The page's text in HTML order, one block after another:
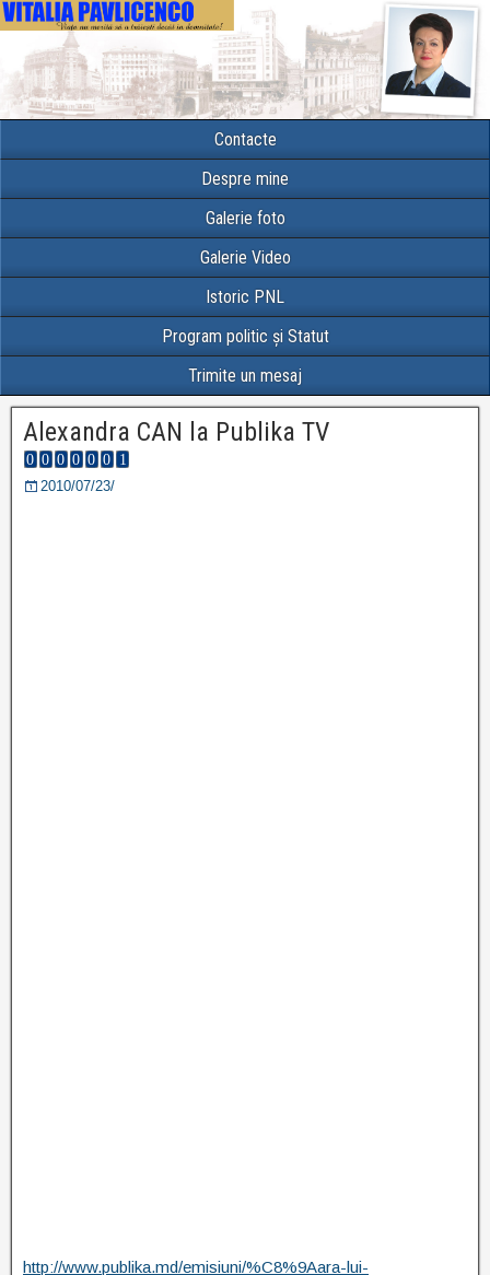
Contacte
Despre mine
Galerie foto
Galerie Video
Istoric PNL
Program politic și Statut
Trimite un mesaj
Alexandra CAN la Publika TV
2010/07/23/
http://www.publika.md/emisiuni/%C8%9Aara-lui-